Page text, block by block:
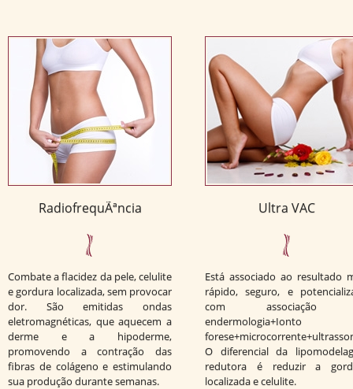
RadiofrequÃªncia
Combate a flacidez da pele, celulite
e gordura localizada, sem provocar
dor. São emitidas ondas
eletromagnéticas, que aquecem a
derme e a hipoderme,
promovendo a contração das
fibras de colágeno e estimulando
sua produção durante semanas.
Ultra VAC
Está associado ao resultado
rápido, seguro, e
com associação
endermologia+Ionto
O diferencial da
redutora é reduzir a
localizada e celulite.